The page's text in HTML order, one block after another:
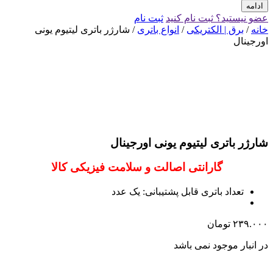
ادامه
عضو نیستید؟ ثبت نام کنید ثبت نام
خانه / برق | الکتریکی / انواع باتری / شارژر باتری لیتیوم یونی
اورجینال
شارژر باتری لیتیوم یونی اورجینال
گارانتی اصالت و سلامت فیزیکی کالا
تعداد باتری قابل پشتیبانی: یک عدد
۲۳۹.۰۰۰ تومان
در انبار موجود نمی باشد